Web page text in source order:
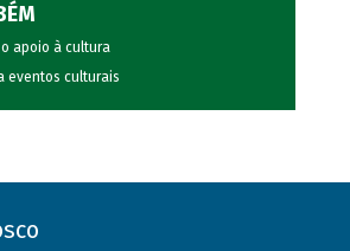
o apoio à cultura
eventos culturais